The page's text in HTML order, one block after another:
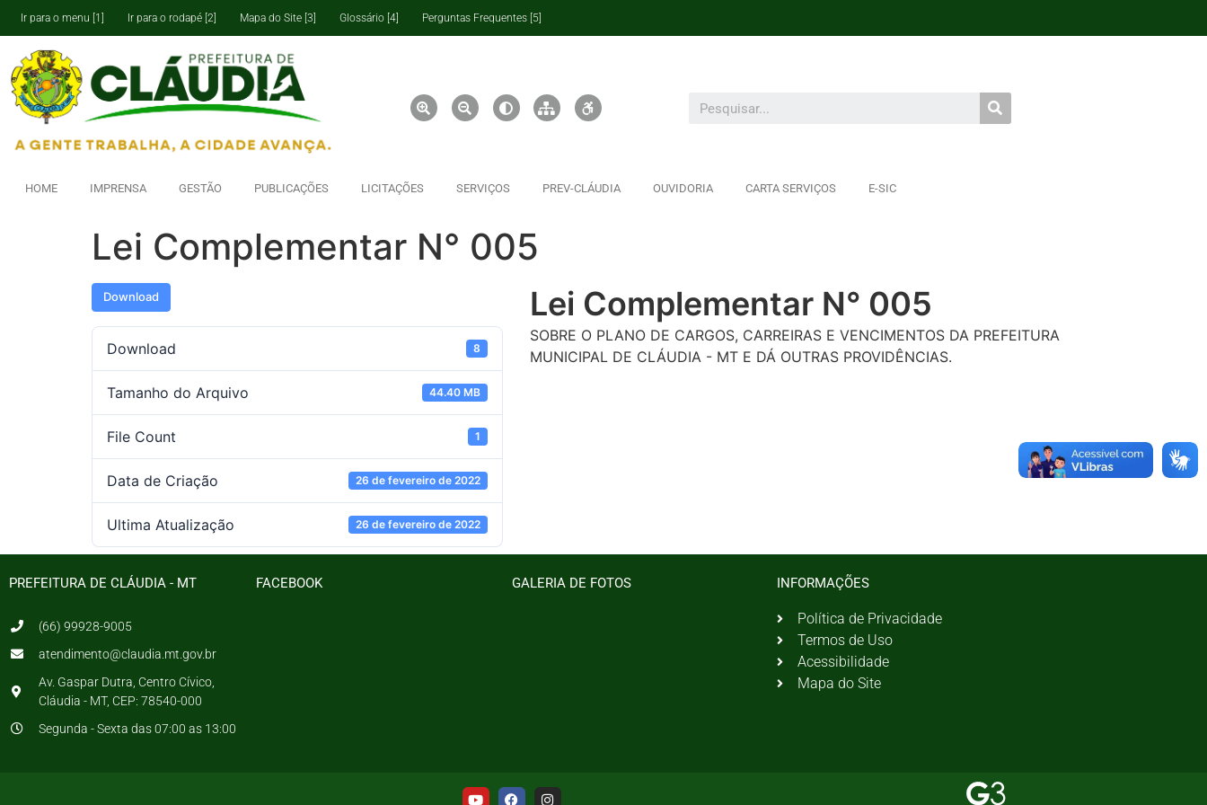
Ir para o menu [1] Ir para o rodapé [2] Mapa do Site [3] Glossário [4] Perguntas Frequentes [5]
HOME IMPRENSA GESTÃO PUBLICAÇÕES LICITAÇÕES SERVIÇOS PREV-CLÁUDIA OUVIDORIA CARTA SERVIÇOS E-SIC
Lei Complementar N° 005
Download
Download 8
Tamanho do Arquivo 44.40 MB
File Count 1
Data de Criação 26 de fevereiro de 2022
Ultima Atualização 26 de fevereiro de 2022
Lei Complementar N° 005
SOBRE O PLANO DE CARGOS, CARREIRAS E VENCIMENTOS DA PREFEITURA
MUNICIPAL DE CLÁUDIA - MT E DÁ OUTRAS PROVIDÊNCIAS.
PREFEITURA DE CLÁUDIA - MT
(66) 99928-9005
atendimento@claudia.mt.gov.br
Av. Gaspar Dutra, Centro Cívico,
Cláudia - MT, CEP: 78540-000
Segunda - Sexta das 07:00 as 13:00
FACEBOOK GALERIA DE FOTOS INFORMAÇÕES
Política de Privacidade
Termos de Uso
Acessibilidade
Mapa do Site